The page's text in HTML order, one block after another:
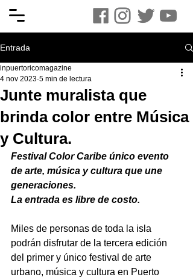
Entrada
Junte muralista que
brinda color entre Música
y Cultura.
inpuertoricomagazine
4 nov 2023 5 min de lectura
Festival Color Caribe único evento
de arte, música y cultura que une
generaciones.
La entrada es libre de costo.
Miles de personas de toda la isla
podrán disfrutar de la tercera edición
del primer y único festival de arte
urbano, música y cultura en Puerto